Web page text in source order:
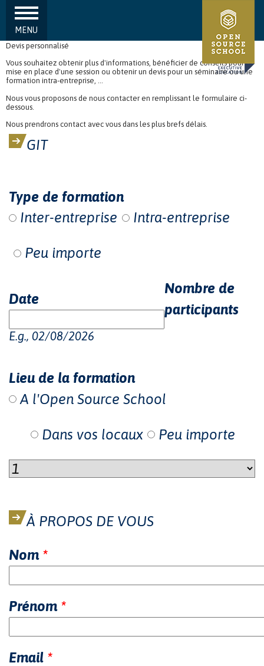
Aller au contenu principal
MENU
Devis personnalisé
Vous souhaitez obtenir plus d'informations, bénéficier de conseils pour la
mise en place d'une session ou obtenir un devis pour un séminaire ou une
formation intra-entreprise, ...
Nous vous proposons de nous contacter en remplissant le formulaire ci-
dessous.
Nous prendrons contact avec vous dans les plus brefs délais.
GIT
Type de formation
Inter-entreprise
Intra-entreprise
Peu importe
Date
E.g., 02/08/2026
Lieu de la formation
A l'Open Source School
Dans vos locaux Peu importe
Nombre de
participants
À PROPOS DE VOUS
Nom *
Prénom *
Email *